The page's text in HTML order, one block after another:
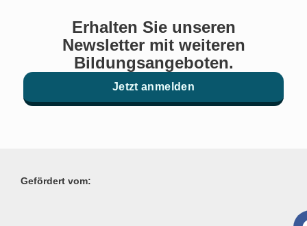
Erhalten Sie unseren
Newsletter mit weiteren
Bildungsangeboten.
Jetzt anmelden
Gefördert vom: